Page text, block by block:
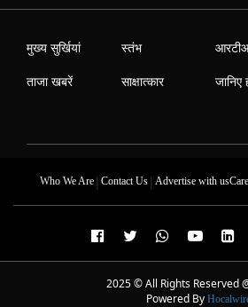
मुख्य सुर्खियां
ताजा खबरें
स्तंभ
साक्षात्कार जानिए
Who We Are| Contact Us| Advertise with us
2025 © All Rights Reserved
Powered By